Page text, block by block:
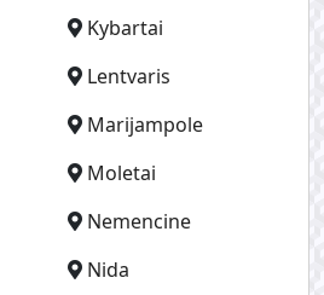
Kybartai
Lentvaris
Marijampole
Moletai
Nemencine
Nida